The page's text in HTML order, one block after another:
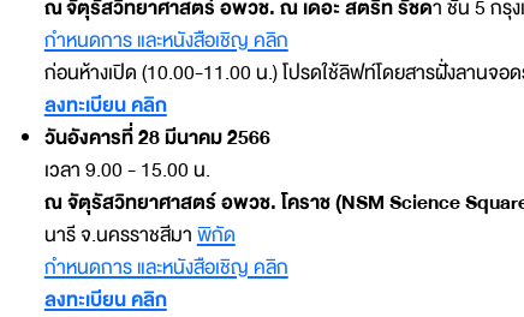
ณ จัตุรัสวิทยาศาสตร์ อพวช. ณ เดอะ สตรีท รัชดา ชั้น 5 กรุ
กำหนดการ และหนังสือเชิญ คลิก
ก่อนห้างเปิด (10.00-11.00 น.) โปรดใช้ลิฟท์โดยสารฝั่งลานจอ
ลงทะเบียน คลิก
วันอังคารที่ 28 มีนาคม 2566
เวลา 9.00 - 15.00 น.
ณ จัตุรัสวิทยาศาสตร์ อพวช. โคราช (NSM Science
นารี จ.นครราชสีมาพิกัด
กำหนดการ และหนังสือเชิญ คลิก
ลงทะเบียน คลิก